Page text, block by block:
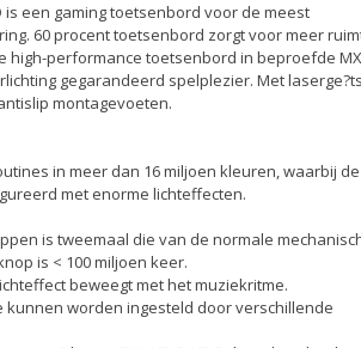
is een gaming toetsenbord voor de meest
60 procent toetsenbord zorgt voor meer
high-performance toetsenbord in beproefde
gegarandeerd spelplezier. Met
montagevoeten.
in meer dan 16 miljoen kleuren, waarbij de
met enorme lichteffecten.
is tweemaal die van de normale
is < 100 miljoen keer.
beweegt met het muziekritme.
kunnen worden ingesteld door verschillende